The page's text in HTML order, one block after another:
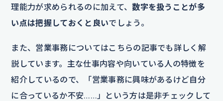
理能力が求められるのに加えて、数字を扱うことが多
い点は把握しておくと良いでしょう。
また、営業事務についてはこちらの記事でも詳しく解
説しています。主な仕事内容や向いている人の特徴を
紹介しているので、「営業事務に興味があるけど自分
に合っているか不安……」という方は是非チェックして